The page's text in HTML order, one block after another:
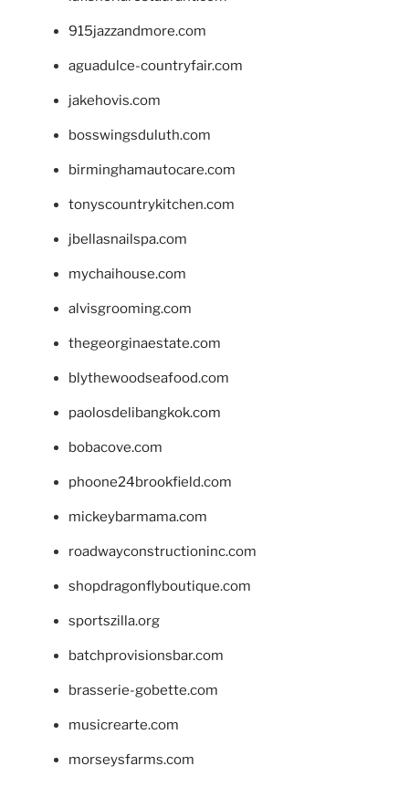
915jazzandmore.com
aguadulce-countryfair.com
jakehovis.com
bosswingsduluth.com
birminghamautocare.com
tonyscountrykitchen.com
jbellasnailspa.com
mychaihouse.com
alvisgrooming.com
thegeorginaestate.com
blythewoodseafood.com
paolosdelibangkok.com
bobacove.com
phoone24brookfield.com
mickeybarmama.com
roadwayconstructioninc.com
shopdragonflyboutique.com
sportszilla.org
batchprovisionsbar.com
brasserie-gobette.com
musicrearte.com
morseysfarms.com